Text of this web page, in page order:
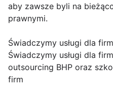
aby zawsze byli na
prawnymi.
Świadczymy usługi dla
Świadczymy usługi dla
outsourcing BHP oraz
firm